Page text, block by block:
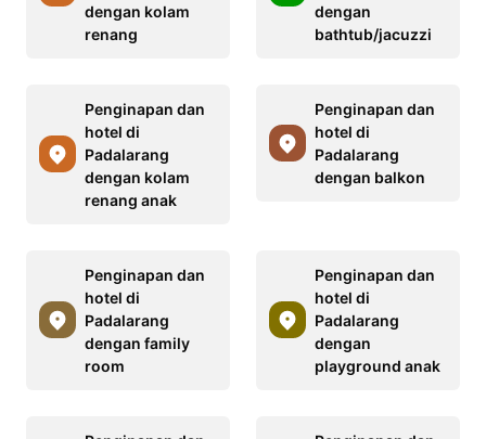
dengan kolam
renang
dengan
bathtub/jacuzzi
Penginapan dan
hotel di
Padalarang
dengan kolam
renang anak
Penginapan dan
hotel di
Padalarang
dengan balkon
Penginapan dan
hotel di
Padalarang
dengan family
room
Penginapan dan
hotel di
Padalarang
dengan
playground anak